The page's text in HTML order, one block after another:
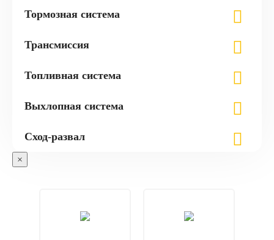
Тормозная система
Трансмиссия
Топливная система
Выхлопная система
Сход-развал
×